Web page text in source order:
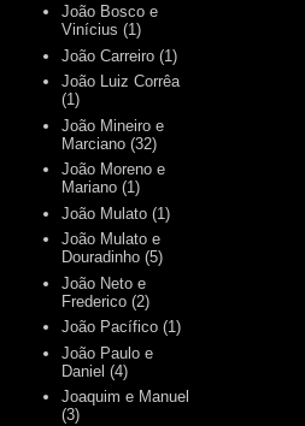
João Bosco e
Vinícius (1)
João Carreiro (1)
João Luiz Corrêa
(1)
João Mineiro e
Marciano (32)
João Moreno e
Mariano (1)
João Mulato (1)
João Mulato e
Douradinho (5)
João Neto e
Frederico (2)
João Pacífico (1)
João Paulo e
Daniel (4)
Joaquim e Manuel
(3)